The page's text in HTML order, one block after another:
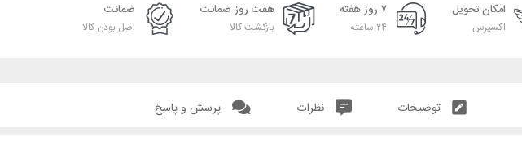
امکان تحویل
اکسپرس
۷ روز هفته
۲۴ ساعته
هفت روز ضمانت
بازگشت کالا
ضمانت
اصل بودن کالا
توضیحات نظرات پرسش و پاسخ